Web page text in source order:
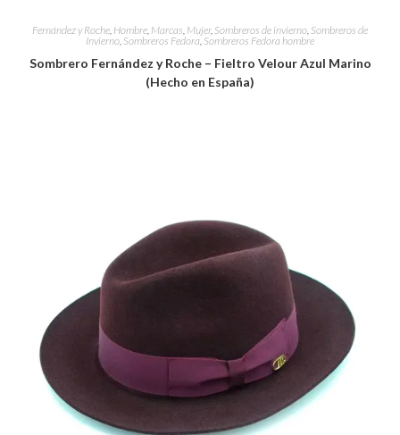
Fernández y Roche, Hombre, Marcas, Mujer, Sombreros de invierno, Sombreros de
Invierno, Sombreros Fedora, Sombreros Fedora hombre
Sombrero Fernández y Roche – Fieltro Velour Azul Marino
(Hecho en España)